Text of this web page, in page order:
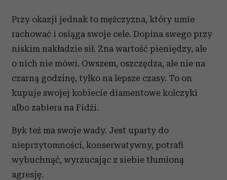
Przy okazji jednak to mężczyzna, który umie
rachować i osiąga swoje cele. Dopina swego przy
niskim nakładzie sił. Zna wartość pieniędzy, ale
o nich nie mówi. Owszem, oszczędza, ale nie na
czarną godzinę, tylko na lepsze czasy. To on
kupuje swojej kobiecie diamentowe kolczyki
albo zabiera na Fidżi.
Byk też ma swoje wady. Jest uparty do
nieprzytomności, konserwatywny, potrafi
wybuchnąć, wyrzucając z siebie tłumioną
agresję.